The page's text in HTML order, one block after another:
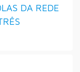
DA REDE